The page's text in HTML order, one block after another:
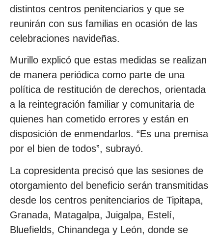
distintos centros penitenciarios y que se
reunirán con sus familias en ocasión de las
celebraciones navideñas.
Murillo explicó que estas medidas se realizan
de manera periódica como parte de una
política de restitución de derechos, orientada
a la reintegración familiar y comunitaria de
quienes han cometido errores y están en
disposición de enmendarlos. “Es una premisa
por el bien de todos”, subrayó.
La copresidenta precisó que las sesiones de
otorgamiento del beneficio serán transmitidas
desde los centros penitenciarios de Tipitapa,
Granada, Matagalpa, Juigalpa, Estelí,
Bluefields, Chinandega y León, donde se